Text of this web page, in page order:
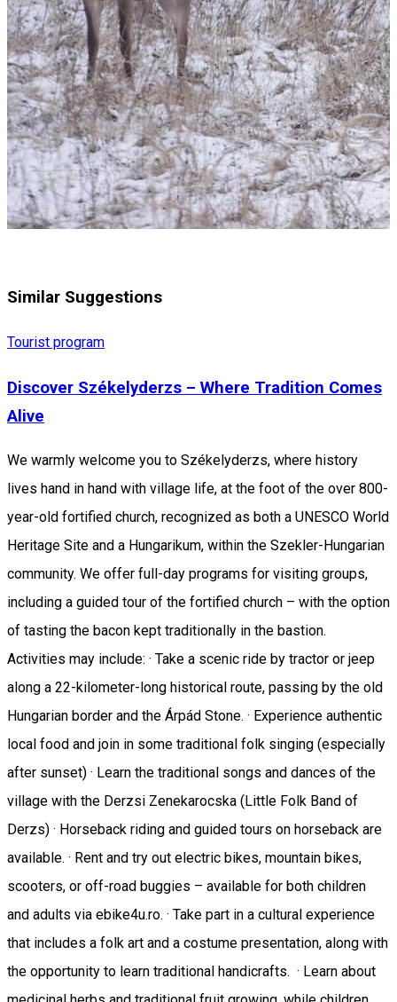
Similar Suggestions
Tourist program
Discover Székelyderzs – Where Tradition Comes
Alive
We warmly welcome you to Székelyderzs, where history
lives hand in hand with village life, at the foot of the over 800-
year-old fortified church, recognized as both a UNESCO World
Heritage Site and a Hungarikum, within the Szekler-Hungarian
community. We offer full-day programs for visiting groups,
including a guided tour of the fortified church – with the option
of tasting the bacon kept traditionally in the bastion.
Activities may include: · Take a scenic ride by tractor or jeep
along a 22-kilometer-long historical route, passing by the old
Hungarian border and the Árpád Stone. · Experience authentic
local food and join in some traditional folk singing (especially
after sunset) · Learn the traditional songs and dances of the
village with the Derzsi Zenekarocska (Little Folk Band of
Derzs) · Horseback riding and guided tours on horseback are
available. · Rent and try out electric bikes, mountain bikes,
scooters, or off-road buggies – available for both children
and adults via ebike4u.ro. · Take part in a cultural experience
that includes a folk art and a costume presentation, along with
the opportunity to learn traditional handicrafts. · Learn about